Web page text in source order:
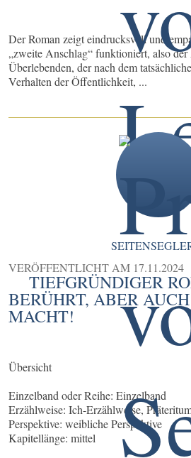
Der Roman zeigt eindrucksvoll und
„zweite Anschlag“ funktioniert, also
Überlebenden, der nach dem
Verhalten der Öffentlichkeit, ...
VERÖFFENTLICHT AM 17.11.2024
TIEFGRÜNDIGER
BERÜHRT, ABER
MACHT!
Übersicht
Einzelband oder Reihe: Einzelband
Erzählweise: Ich-Erzählweise,
Perspektive: weibliche Perspektive
Kapitellänge: mittel